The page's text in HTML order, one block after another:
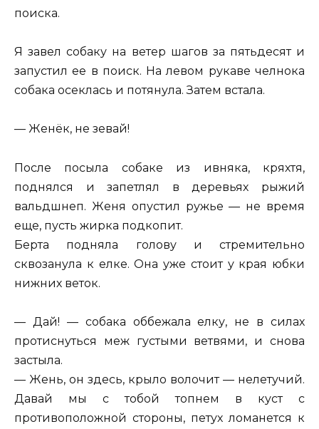
поиска.
Я завел собаку на ветер шагов за пятьдесят и
запустил ее в поиск. На левом рукаве челнока
собака осеклась и потянула. Затем встала.
— Женёк, не зевай!
После посыла собаке из ивняка, кряхтя,
поднялся и запетлял в деревьях рыжий
вальдшнеп. Женя опустил ружье — не время
еще, пусть жирка подкопит.
Берта подняла голову и стремительно
сквозанула к елке. Она уже стоит у края юбки
нижних веток.
— Дай! — собака оббежала елку, не в силах
протиснуться меж густыми ветвями, и снова
застыла.
— Жень, он здесь, крыло волочит — нелетучий.
Давай мы с тобой топнем в куст с
противоположной стороны, петух ломанется к